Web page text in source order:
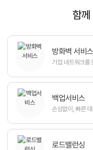
함께
방화벽 서비스
기업 네트워크를
백업서비스
손상없이, 빠른
로드밸런싱